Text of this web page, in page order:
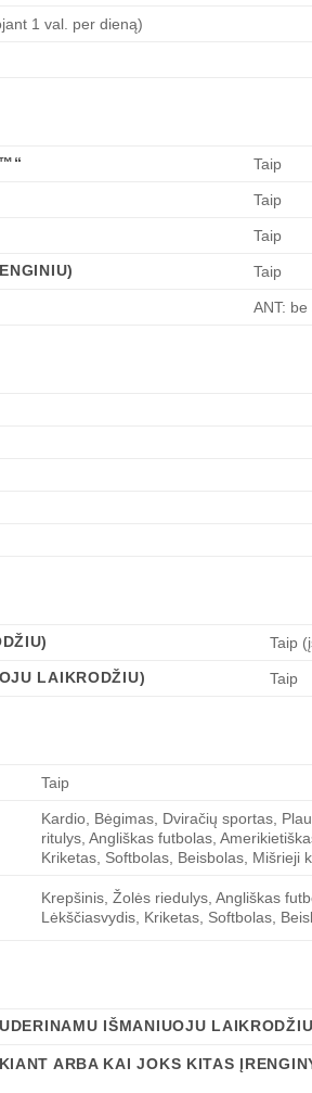
1 val. per dieną)
Taip
Taip
Taip
Taip
ANT:
Taip
LAIKRODŽIU)
Taip
Taip
Kardio, Bėgimas, Dviračių sportas,
ritulys, Angliškas futbolas,
Kriketas, Softbolas, Beisbolas, Mišrieji
Krepšinis, Žolės riedulys, Angliškas
Lėkščiasvydis, Kriketas, Softbolas,
IŠMANIUOJU
ARBA KAI JOKS KITAS